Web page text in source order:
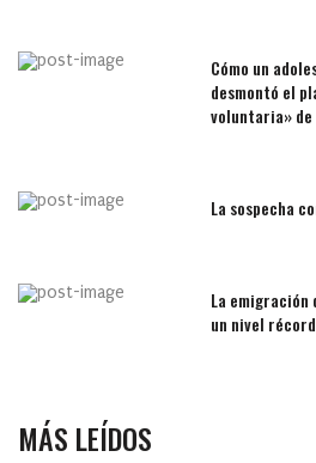
Cómo un
desmontó el
voluntaria» de
La sospecha
La emigración
un nivel
MÁS LEÍDOS